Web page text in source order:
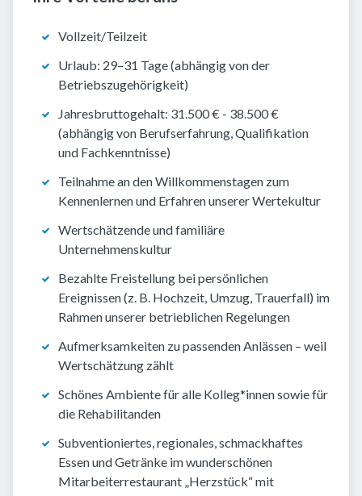
Vollzeit/Teilzeit
Urlaub: 29–31 Tage (abhängig von der
Betriebszugehörigkeit)
Jahresbruttogehalt: 31.500 € - 38.500 €
(abhängig von Berufserfahrung, Qualifikation
und Fachkenntnisse)
Teilnahme an den Willkommenstagen zum
Kennenlernen und Erfahren unserer Wertekultur
Wertschätzende und familiäre
Unternehmenskultur
Bezahlte Freistellung bei persönlichen
Ereignissen (z. B. Hochzeit, Umzug, Trauerfall) im
Rahmen unserer betrieblichen Regelungen
Aufmerksamkeiten zu passenden Anlässen – weil
Wertschätzung zählt
Schönes Ambiente für alle Kolleg*innen sowie für
die Rehabilitanden
Subventioniertes, regionales, schmackhaftes
Essen und Getränke im wunderschönen
Mitarbeiterrestaurant „Herzstück“ mit